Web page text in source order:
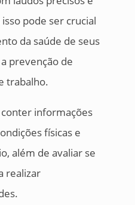
pode ser crucial
da saúde de seus
prevenção de
trabalho.
informações
físicas e
além de avaliar se
realizar